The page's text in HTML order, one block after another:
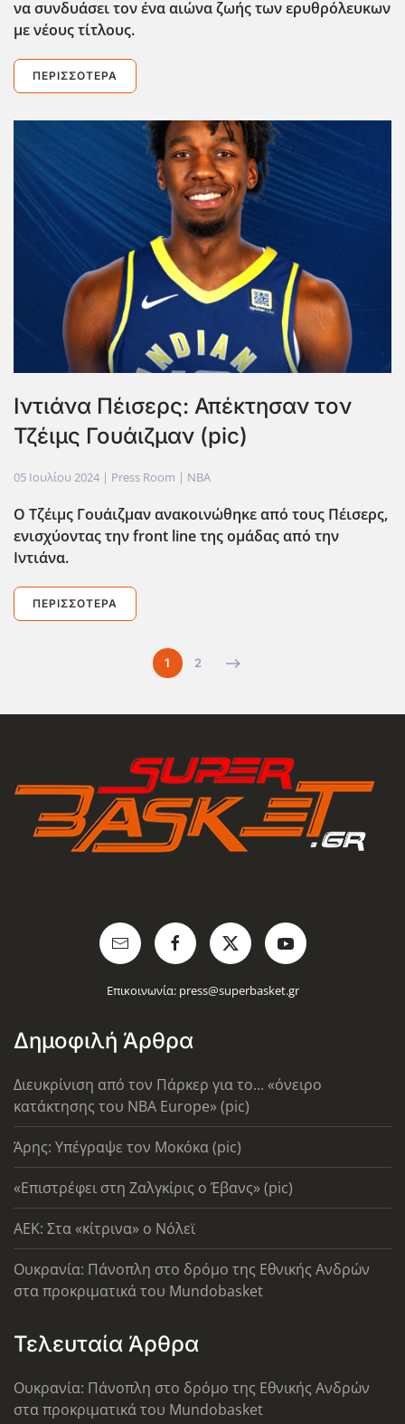
να συνδυάσει τον ένα αιώνα ζωής των ερυθρόλευκων
με νέους τίτλους.
ΠΕΡΙΣΣΌΤΕΡΑ
Ιντιάνα Πέισερς: Απέκτησαν τον
Τζέιμς Γουάιζμαν (pic)
05 Ιουλίου 2024 | Press Room | NBA
Ο Τζέιμς Γουάιζμαν ανακοινώθηκε από τους Πέισερς,
ενισχύοντας την front line της ομάδας από την
Ιντιάνα.
ΠΕΡΙΣΣΌΤΕΡΑ
1 2
Επικοινωνία: press@superbasket.gr
Δημοφιλή Άρθρα
Διευκρίνιση από τον Πάρκερ για το... «όνειρο
κατάκτησης του ΝΒΑ Europe» (pic)
Άρης: Υπέγραψε τον Μοκόκα (pic)
«Επιστρέφει στη Ζαλγκίρις ο Έβανς» (pic)
AEK: Στα «κίτρινα» ο Νόλεϊ
Ουκρανία: Πάνοπλη στο δρόμο της Εθνικής Ανδρών
στα προκριματικά του Mundobasket
Τελευταία Άρθρα
Ουκρανία: Πάνοπλη στο δρόμο της Εθνικής Ανδρών
στα προκριματικά του Mundobasket